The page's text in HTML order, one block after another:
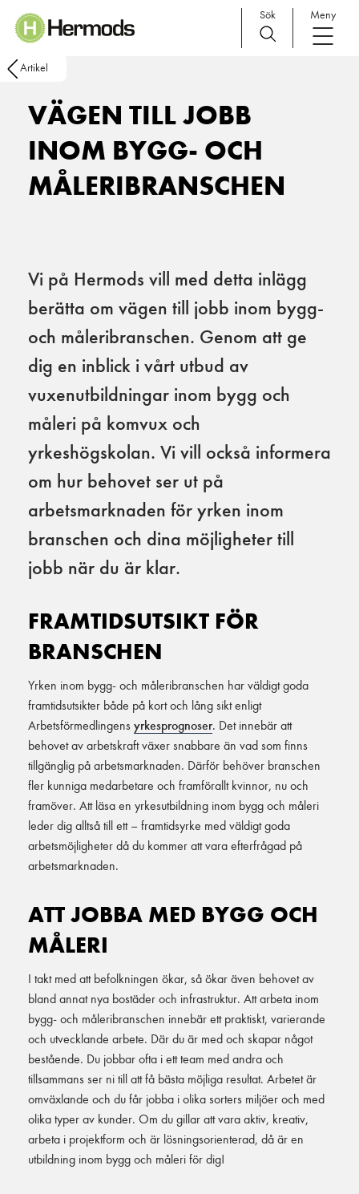
Main Navigation
Sök Meny
Artikel
VÄGEN TILL JOBB
INOM BYGG- OCH
MÅLERIBRANSCHEN
Vi på Hermods vill med detta inlägg
berätta om vägen till jobb inom bygg-
och måleribranschen. Genom att ge
dig en inblick i vårt utbud av
vuxenutbildningar inom bygg och
måleri på komvux och
yrkeshögskolan. Vi vill också informera
om hur behovet ser ut på
arbetsmarknaden för yrken inom
branschen och dina möjligheter till
jobb när du är klar.
FRAMTIDSUTSIKT FÖR
BRANSCHEN
Yrken inom bygg- och måleribranschen har väldigt goda
framtidsutsikter både på kort och lång sikt enligt
Arbetsförmedlingens yrkesprognoser. Det innebär att
behovet av arbetskraft växer snabbare än vad som finns
tillgänglig på arbetsmarknaden. Därför behöver branschen
fler kunniga medarbetare och framförallt kvinnor, nu och
framöver. Att läsa en yrkesutbildning inom bygg och måleri
leder dig alltså till ett – framtidsyrke med väldigt goda
arbetsmöjligheter då du kommer att vara efterfrågad på
arbetsmarknaden.
ATT JOBBA MED BYGG OCH
MÅLERI
I takt med att befolkningen ökar, så ökar även behovet av
bland annat nya bostäder och infrastruktur. Att arbeta inom
bygg- och måleribranschen innebär ett praktiskt, varierande
och utvecklande arbete. Där du är med och skapar något
bestående. Du jobbar ofta i ett team med andra och
tillsammans ser ni till att få bästa möjliga resultat. Arbetet är
omväxlande och du får jobba i olika sorters miljöer och med
olika typer av kunder. Om du gillar att vara aktiv, kreativ,
arbeta i projektform och är lösningsorienterad, då är en
utbildning inom bygg och måleri för dig!